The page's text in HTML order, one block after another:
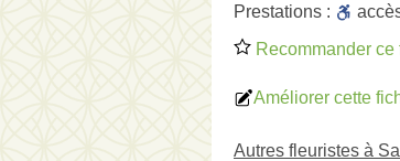
Prestations :
Recommander ce
Améliorer cette
Autres fleuristes à